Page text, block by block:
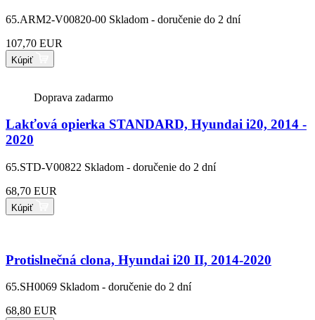
65.ARM2-V00820-00 Skladom - doručenie do 2 dní
107,70 EUR
Kúpiť
Doprava zadarmo
Lakťová opierka STANDARD, Hyundai i20, 2014 -
2020
65.STD-V00822 Skladom - doručenie do 2 dní
68,70 EUR
Kúpiť
Protislnečná clona, Hyundai i20 II, 2014-2020
65.SH0069 Skladom - doručenie do 2 dní
68,80 EUR